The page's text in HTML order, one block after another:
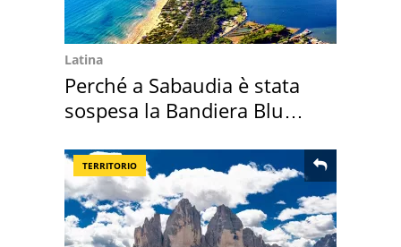
Latina
Perché a Sabaudia è stata
sospesa la Bandiera Blu
TERRITORIO